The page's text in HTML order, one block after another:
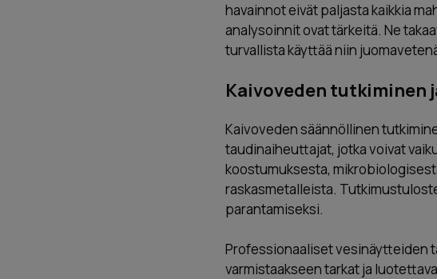
havainnot eivät paljasta kaikkia
analysoinnit ovat tärkeitä. Ne
turvallista käyttää niin
Kaivoveden tutkiminen
Kaivoveden säännöllinen
taudinaiheuttajat, jotka voivat
koostumuksesta,
raskasmetalleista.
parantamiseksi.
Professionaaliset vesinäytteiden
varmistaakseen tarkat ja